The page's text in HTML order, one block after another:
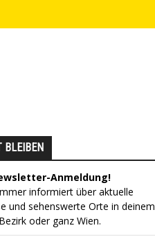
BLEIBEN
Anmeldung!
informiert über aktuelle
und sehenswerte Orte in deinem
Bezirk oder ganz Wien.